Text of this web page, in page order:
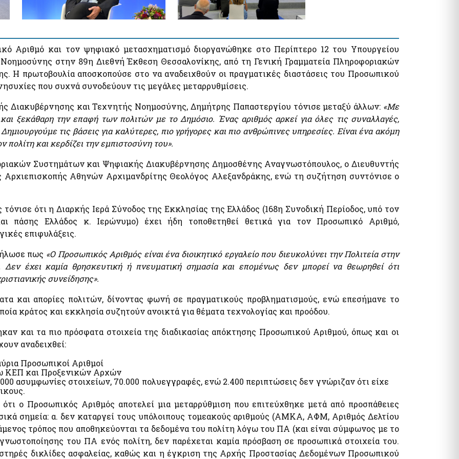
Εκτιμήσεις Τιμών Ζώνης ΑΠΑΑ
Μητρώο Αξιών Μεταβιβάσεων Ακινήτων
Φύλλα Υπολογισμού ΑΠΑΑ
e-Έντυπα
Ηλεκτρονική Πλατφόρμα Προστασίας Κύριας
Κατοικίας
Εκτιμήσεις Τιμών Ζώνης ΑΠΑΑ
Μητρώο Αξιών Μεταβιβάσεων Ακινήτων
Πλατφόρμα δήλωσης διόρθωσης τ.μ. ακινήτων προς
τους ΟΤΑ
Φορολογία Πολιτών / Επιχειρήσεων
Επιδόματα / Παροχές
Οχήματα
Ελεγκτικές Υπηρεσίες Ελληνικού Δημοσίου
Μεταφορικό Ισοδύναμο
Pythia: Ερευνητικό έργο για την ανάπτυξη της
τεχνολογίας των chatbots
Εθνικές Βουλευτικές και Αυτοδιοικητικές Εκλογές
Εθνικό Μητρώο Ζώων Συντροφιάς (Ε.Μ.Ζ.Σ.)
Υπηρεσία Πληρωμής Ειδικής Εκλογικής
Αποζημίωσης Βουλευτικών Εκλογών της 21ης
Υπηρεσία Πληρωμής Ειδικής Εκλογικής
Αποζημίωσης Βουλευτικών Εκλογών της 25ης
Ιουνίου 2023
Ψηφιακό Μητρώο Μελών Λεσχών Φιλάθλων
e-έντυπα
Αριθμό και τον ψηφιακό μετασχηματισμό διοργανώθηκε στο Περίπτερο 12 του Υπουργείου
στην 89η Διεθνή Έκθεση Θεσσαλονίκης, από τη Γενική Γραμματεία Πληροφοριακών
Η πρωτοβουλία αποσκοπούσε στο να αναδειχθούν οι πραγματικές διαστάσεις του Προσωπικού
που συχνά συνοδεύουν τις μεγάλες μεταρρυθμίσεις.
Διακυβέρνησης και Τεχνητής Νοημοσύνης, Δημήτρης Παπαστεργίου τόνισε μεταξύ άλλων: «Με
ξεκάθαρη την επαφή των πολιτών με το Δημόσιο. Ένας αριθμός αρκεί για όλες τις συναλλαγές,
τις βάσεις για καλύτερες, πιο γρήγορες και πιο ανθρώπινες υπηρεσίες. Είναι ένα ακόμη
πολίτη και κερδίζει την εμπιστοσύνη του».
Συστημάτων και Ψηφιακής Διακυβέρνησης Δημοσθένης Αναγνωστόπουλος, ο Διευθυντής
Αρχιεπισκοπής Αθηνών Αρχιμανδρίτης Θεολόγος Αλεξανδράκης, ενώ τη συζήτηση συντόνισε ο
ότι η Διαρκής Ιερά Σύνοδος της Εκκλησίας της Ελλάδος (168η Συνοδική Περίοδος, υπό τον
πάσης Ελλάδος κ. Ιερώνυμο) έχει ήδη τοποθετηθεί θετικά για τον Προσωπικό Αριθμό,
επιφυλάξεις.
πως «Ο Προσωπικός Αριθμός είναι ένα διοικητικό εργαλείο που διευκολύνει την Πολιτεία στην
έχει καμία θρησκευτική ή πνευματική σημασία και επομένως δεν μπορεί να θεωρηθεί ότι
συνείδησης».
και απορίες πολιτών, δίνοντας φωνή σε πραγματικούς προβληματισμούς, ενώ επεσήμανε το
κράτος και εκκλησία συζητούν ανοικτά για θέματα τεχνολογίας και προόδου.
και τα πιο πρόσφατα στοιχεία της διαδικασίας απόκτησης Προσωπικού Αριθμού, όπως και οι
αναδειχθεί:
Προσωπικοί Αριθμοί
ΚΕΠ και Προξενικών Αρχών
ασυμφωνίες στοιχείων, 70.000 πολυεγγραφές, ενώ 2.400 περιπτώσεις δεν γνώριζαν ότι είχε
ο Προσωπικός Αριθμός αποτελεί μια μεταρρύθμιση που επιτεύχθηκε μετά από προσπάθειες
σημεία: α. δεν καταργεί τους υπόλοιπους τομεακούς αριθμούς (ΑΜΚΑ, ΑΦΜ, Αριθμός Δελτίου
τρόπος που αποθηκεύονται τα δεδομένα του πολίτη λόγω του ΠΑ (και είναι σύμφωνος με το
του ΠΑ ενός πολίτη, δεν παρέχεται καμία πρόσβαση σε προσωπικά στοιχεία του.
δικλίδες ασφαλείας, καθώς και η έγκριση της Αρχής Προστασίας Δεδομένων Προσωπικού